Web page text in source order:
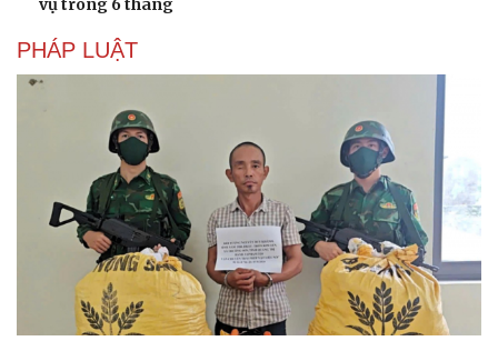
vụ trong 6 tháng
PHÁP LUẬT